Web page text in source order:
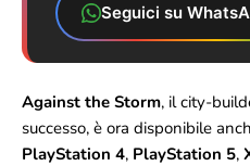
Seguici su
Against the Storm, il city-
successo, è ora disponibile
PlayStation 4, PlayStation 5,